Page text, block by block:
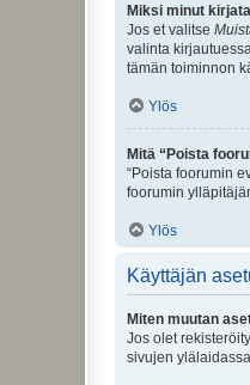
Miksi minut
Jos et valitse
valinta
tämän toiminnon
Ylös
Mitä “Poista
“Poista foorumin
foorumin
Ylös
Käyttäjän
Miten muutan
Jos olet
sivujen